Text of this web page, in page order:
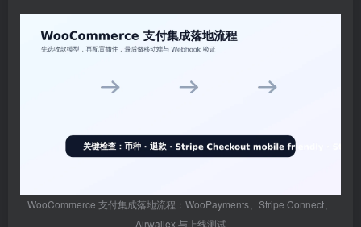
WooCommerce 支付集成落地流程：WooPayments、Stripe Connect、
Airwallex 与上线测试